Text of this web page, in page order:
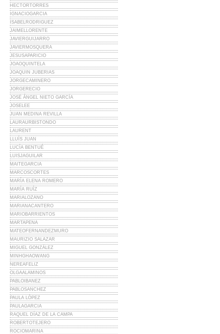
HECTORTORRES
IGNACIOGARCIA
ISABELRODRIGUEZ
JAIMELLORENTE
JAVIERGUIJARRO
JAVIERMOSQUERA
JESUSAPARICIO
JOAOQUINTELA
JOAQUIN JUBERIAS
JORGECAMINERO
JORGERECIO
JOSÉ ÁNGEL NIETO GARCÍA
JOSELEE
JUAN MEDINA REVILLA
LAURAURBISTONDO
LAURENT
LLUÍS JUAN
LUCÍA BENTUÉ
LUISJAGUILAR
MAITEGARCIA
MARCOSCORTES
MARÍA ELENA ROMERO
MARÍA RUÍZ
MARIALOZANO
MARIANACANTERO
MARIOBARRIENTOS
MARTAPENA
MATEOFERNANDEZMURO
MAURIZIO SALAZAR
MIGUEL GONZÁLEZ
MINHGHAOWANG
NEREAFELIZ
OLGAALAMINOS
PABLOIBANEZ
PABLOSANCHEZ
PAULA LÓPEZ
PAULAGARCIA
RAQUEL DÍAZ DE LA CAMPA
ROBERTOTEJERO
ROCIOMARINA